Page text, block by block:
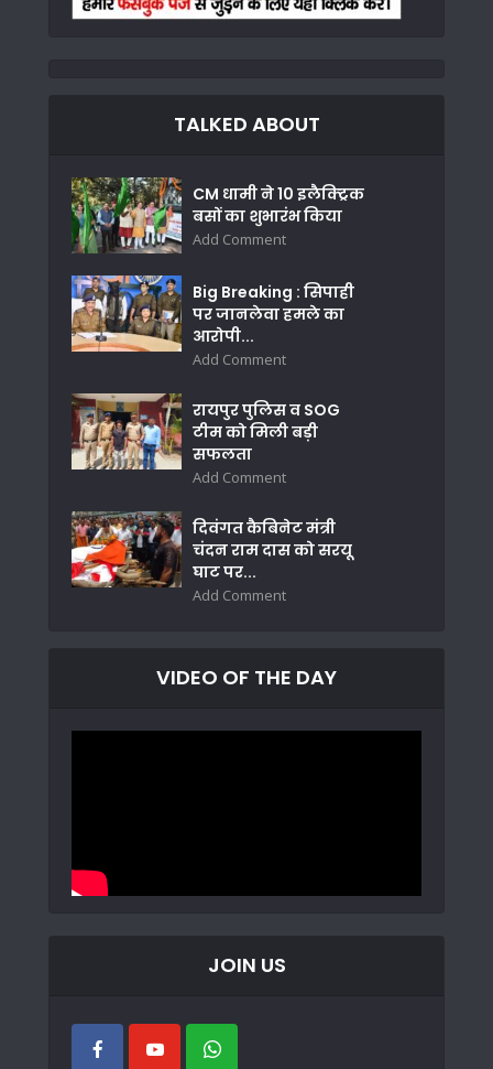
TALKED ABOUT
CM धामी ने 10 इलैक्ट्रिक
बसों का शुभारंभ किया
Add Comment
Big Breaking : सिपाही
पर जानलेवा हमले का
आरोपी...
Add Comment
रायपुर पुलिस व SOG
टीम को मिली बड़ी
सफलता
Add Comment
दिवंगत कैबिनेट मंत्री
चंदन राम दास को सरयू
घाट पर...
Add Comment
VIDEO OF THE DAY
JOIN US